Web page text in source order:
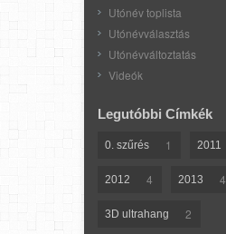
Utónév toplista
Utónévválasztás
Utónévváltoztatás
Videók
Legutóbbi Címkék
0. szűrés 1 2011
2012 4 2013 4
3D ultrahang 2